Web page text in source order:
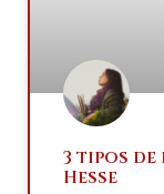
3 tipos
Hesse